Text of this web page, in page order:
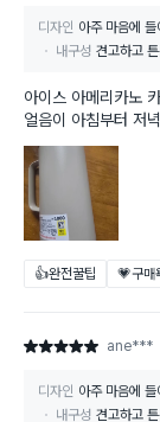
디자인 아주 마음에 들
내구성 견고하고
아이스 아메리카노
얼음이 아침부터 저
👍완전꿀팁 💗구매
별점 5점 ane***
디자인 아주 마음에 들
내구성 견고하고